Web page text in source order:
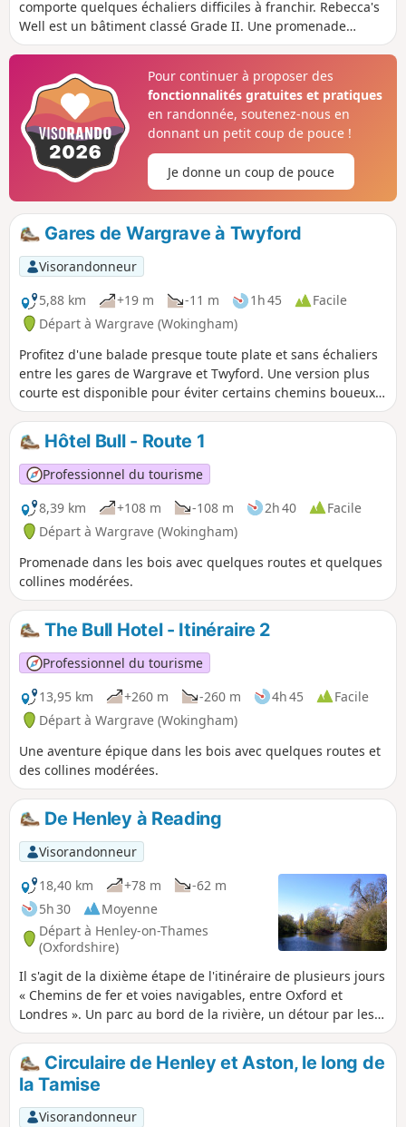
comporte quelques échaliers difficiles à franchir. Rebecca's
Well est un bâtiment classé Grade II. Une promenade
vallonnée à travers bois et champs sur les hauteurs au
dangereuses dans les bois. Il n'y a pas d'échaliers.
Rebecca's Well est un bâtiment classé Grade II. .
Pour continuer à proposer des
fonctionnalités gratuites et pratiques
en randonnée, soutenez-nous en
donnant un petit coup de pouce !
Je donne un coup de pouce
Gares de Wargrave à Twyford
Visorandonneur
5,88 km
+19 m -11 m 1h 45
Facile
Départ à Wargrave (Wokingham)
Profitez d'une balade presque toute plate et sans échaliers
entre les gares de Wargrave et Twyford. Une version plus
courte est disponible pour éviter certains chemins boueux
dans la région de Stanlake, mais il n'y a pas de passage
piéton sur le pont ferroviaire et il faut faire attention.
Hôtel Bull - Route 1
Professionnel du tourisme
8,39 km
+108 m -108 m 2h 40
Facile
Départ à Wargrave (Wokingham)
Promenade dans les bois avec quelques routes et quelques
collines modérées.
The Bull Hotel - Itinéraire 2
Professionnel du tourisme
13,95 km
+260 m -260 m 4h 45
Facile
Départ à Wargrave (Wokingham)
Une aventure épique dans les bois avec quelques routes et
des collines modérées.
De Henley à Reading
Visorandonneur
18,40 km
+78 m
-62 m
5h 30
Moyenne
Départ à Henley-on-Thames
(Oxfordshire)
Il s'agit de la dixième étape de l'itinéraire de plusieurs jours
« Chemins de fer et voies navigables, entre Oxford et
Londres ». Un parc au bord de la rivière, un détour par les
bois de jacinthes des Chilterns, des prairies inondables, le
charmant et accueillant village de Sonning, un parc
animalier et des prairies de fleurs sauvages, les ruines de
l’abbaye de Reading et les jardins de Forbury constituent les
points forts de cette randonnée.
Circulaire de Henley et Aston, le long de
la Tamise
Visorandonneur